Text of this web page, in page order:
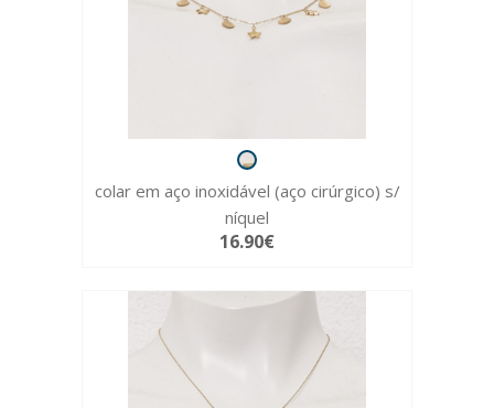
colar em aço inoxidável (aço cirúrgico) s/
níquel
16.90€